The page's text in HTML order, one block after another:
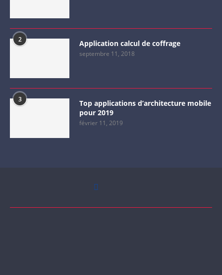
2 Application calcul de coffrage
septembre 11, 2018
3
Top applications d’architecture mobile
pour 2019
février 11, 2019